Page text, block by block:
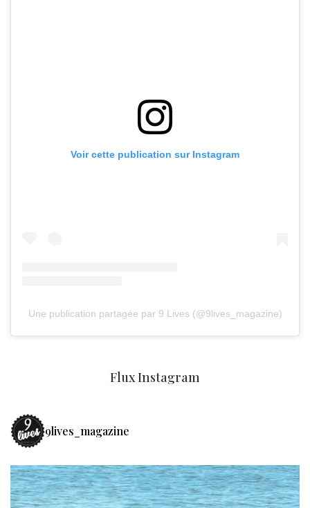
Voir cette publication sur Instagram
Une publication partagée par 9 Lives (@9lives_magazine)
Flux Instagram
9lives_magazine